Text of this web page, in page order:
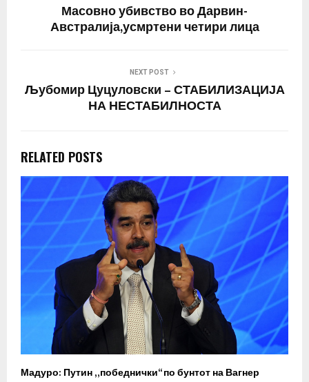
Масовно убивство во Дарвин-
Австралија,усмртени четири лица
NEXT POST
Љубомир Цуцуловски – СТАБИЛИЗАЦИЈА
НА НЕСТАБИЛНОСТА
RELATED POSTS
Мадуро: Путин „победнички“ по бунтот на Вагнер